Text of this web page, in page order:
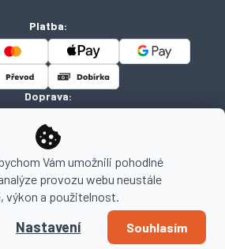
Vám umožnili pohodlné
provozu webu neustále
výkon a použitelnost.
Nastavení Souhlasím
Platba:
Doprava:
Vytvořil Shoptet
AHOMI. Všechna práva vyhrazena.